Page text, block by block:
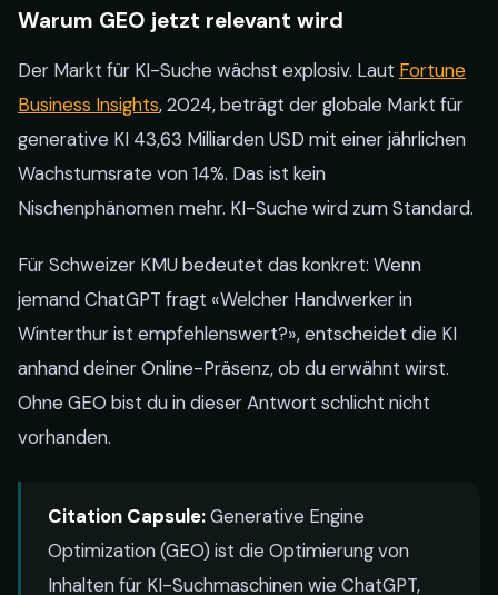
Warum GEO jetzt relevant wird
Der Markt für KI-Suche wächst explosiv. Laut Fortune
Business Insights, 2024, beträgt der globale Markt für
generative KI 43,63 Milliarden USD mit einer jährlichen
Wachstumsrate von 14%. Das ist kein
Nischenphänomen mehr. KI-Suche wird zum Standard.
Für Schweizer KMU bedeutet das konkret: Wenn
jemand ChatGPT fragt «Welcher Handwerker in
Winterthur ist empfehlenswert?», entscheidet die KI
anhand deiner Online-Präsenz, ob du erwähnt wirst.
Ohne GEO bist du in dieser Antwort schlicht nicht
vorhanden.
Citation Capsule:Generative Engine
Optimization (GEO) ist die Optimierung von
Inhalten für KI-Suchmaschinen wie ChatGPT,